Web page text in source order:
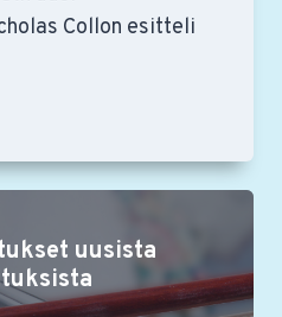
Collon esitteli
uusista